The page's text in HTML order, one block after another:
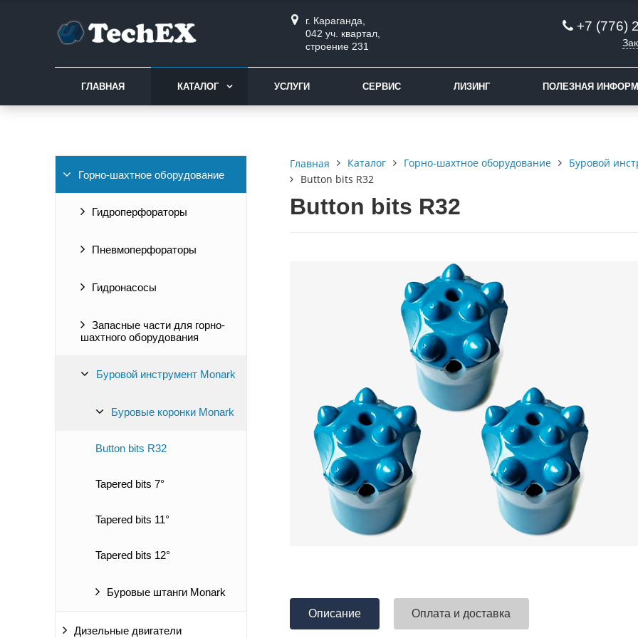
г. Караганда,
042 уч. квартал,
строение 231
+7 (776)
ГЛАВНАЯ КАТАЛОГ УСЛУГИ СЕРВИС ЛИЗИНГ ПОЛЕЗНАЯ
Горно-шахтное оборудование
Гидроперфораторы
Пневмоперфораторы
Гидронасосы
Запасные части для горно-
шахтного оборудования
Буровой инструмент Monark
Буровые коронки Monark
Button bits R32
Tapered bits 7°
Tapered bits 11°
Tapered bits 12°
Буровые штанги Monark
Дизельные двигатели
Главная Каталог Горно-шахтное оборудование Буровой
Button bits R32
Button bits R32
Описание Оплата и доставка